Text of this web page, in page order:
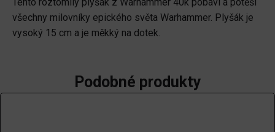
množství
všechny milovníky epického světa Warhammer. Plyšák je
vysoký 15 cm a je měkký na dotek.
Podobné produkty